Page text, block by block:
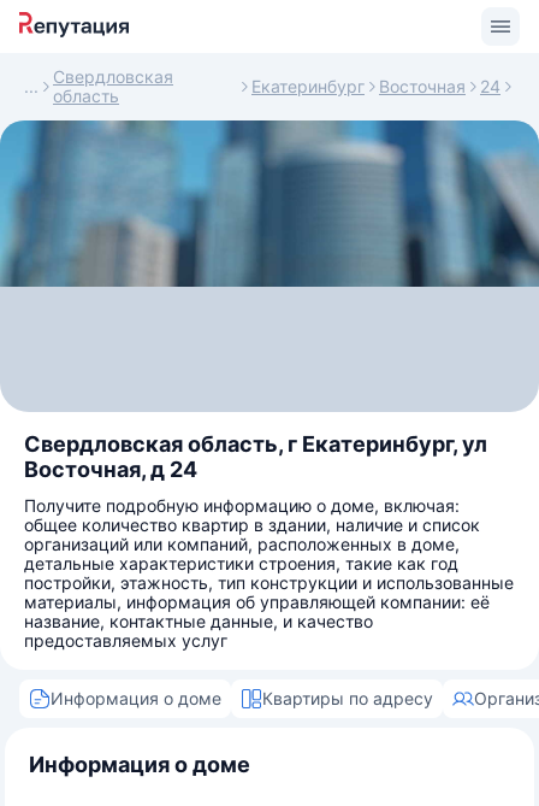
Свердловская
область
Екатеринбург Восточная 24
Свердловская область, г Екатеринбург, ул
Восточная, д 24
Получите подробную информацию о доме, включая:
общее количество квартир в здании, наличие и список
организаций или компаний, расположенных в доме,
детальные характеристики строения, такие как год
постройки, этажность, тип конструкции и использованные
материалы, информация об управляющей компании: её
название, контактные данные, и качество
предоставляемых услуг
Информация о доме Квартиры по адресу
Информация о доме